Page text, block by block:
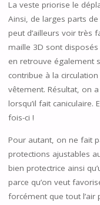
La veste priorise le
Ainsi, de larges parts
peut d’ailleurs voir très
maille 3D sont
en retrouve également
contribue à la
vêtement. Résultat, on
lorsqu’il fait caniculaire.
fois-ci !
Pour autant, on ne fait
protections ajustables
bien protectrice ainsi
parce qu’on veut
forcément que tout l’air